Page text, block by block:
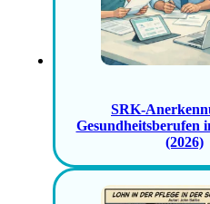
SRK-
Gesundheitsberufen
(2026)